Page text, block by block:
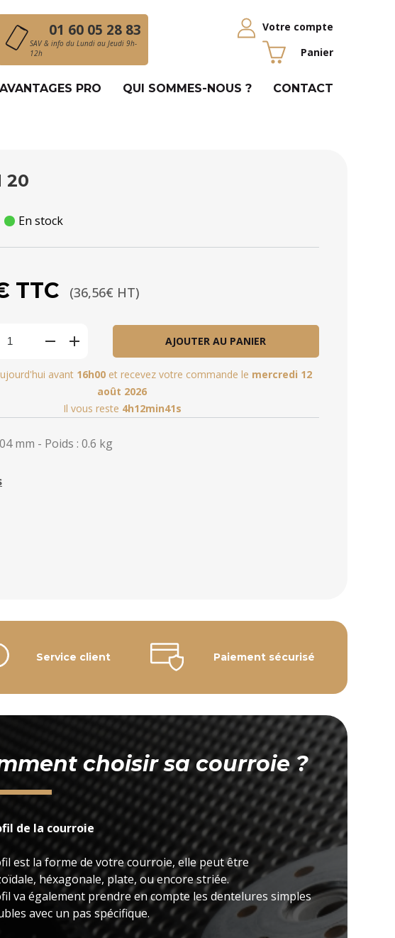
01 60 05 28 83
SAV & info du Lundi au Jeudi 9h-
12h
Votre compte
Panier
AVANTAGES PRO QUI SOMMES-NOUS ? CONTACT
20
En stock
TTC (36,56€ HT)
AJOUTER AU PANIER
avant 16h00et recevez votre commande le mercredi 12
août 2026
Il vous reste 4h12min40s
mm - Poids : 0.6 kg
Service client Paiement sécurisé
choisir sa courroie ?
de la courroie
est la forme de votre courroie, elle peut être
héxagonale, plate, ou encore striée.
va également prendre en compte les dentelures simples
avec un pas spécifique.